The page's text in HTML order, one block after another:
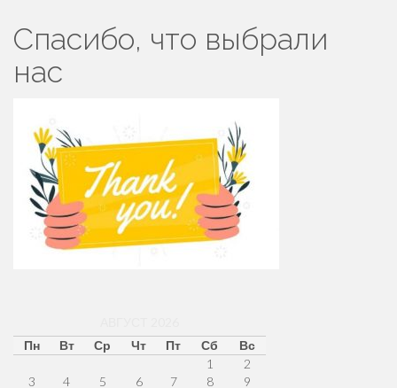
Спасибо, что выбрали
нас
Пн
Вт Ср Чт Пт Сб
Вс
1
2
3
4 5 6 7 8 9